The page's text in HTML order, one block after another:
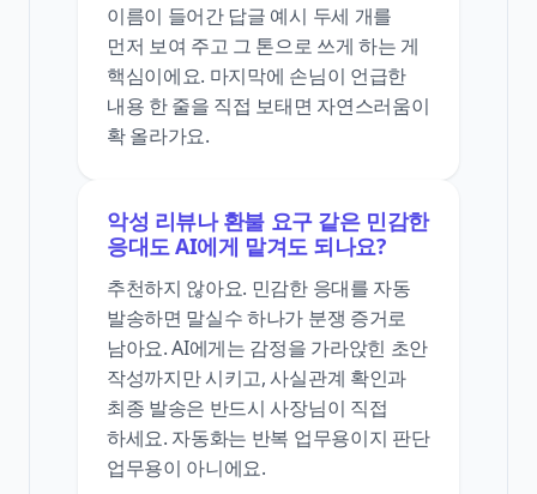
이름이 들어간 답글 예시 두세 개를
먼저 보여 주고 그 톤으로 쓰게 하는 게
핵심이에요. 마지막에 손님이 언급한
내용 한 줄을 직접 보태면 자연스러움이
확 올라가요.
악성 리뷰나 환불 요구 같은 민감한
응대도 AI에게 맡겨도 되나요?
추천하지 않아요. 민감한 응대를 자동
발송하면 말실수 하나가 분쟁 증거로
남아요. AI에게는 감정을 가라앉힌 초안
작성까지만 시키고, 사실관계 확인과
최종 발송은 반드시 사장님이 직접
하세요. 자동화는 반복 업무용이지 판단
업무용이 아니에요.